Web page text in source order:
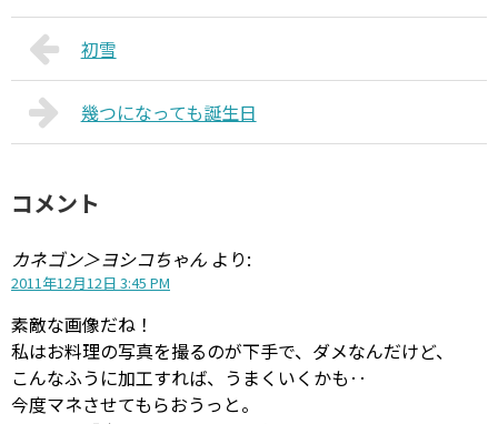
初雪
幾つになっても誕生日
コメント
カネゴン＞ヨシコちゃん より:
2011年12月12日 3:45 PM
素敵な画像だね！
私はお料理の写真を撮るのが下手で、ダメなんだけど、
こんなふうに加工すれば、うまくいくかも‥
今度マネさせてもらおうっと。